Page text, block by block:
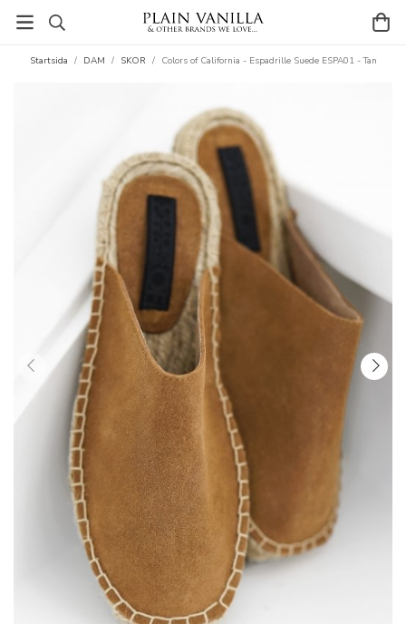
Startsida / DAM / SKOR / Colors of California - Espadrille Suede ESPA01 - Tan